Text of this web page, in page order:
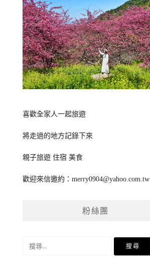
喜歡全家人一起旅遊
將走過的地方記錄下來
親子旅遊 住宿 美食
歡迎來信邀約：merry0904@yahoo.com.tw
粉絲團